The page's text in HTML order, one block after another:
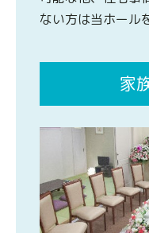
ない方は当ホール
家